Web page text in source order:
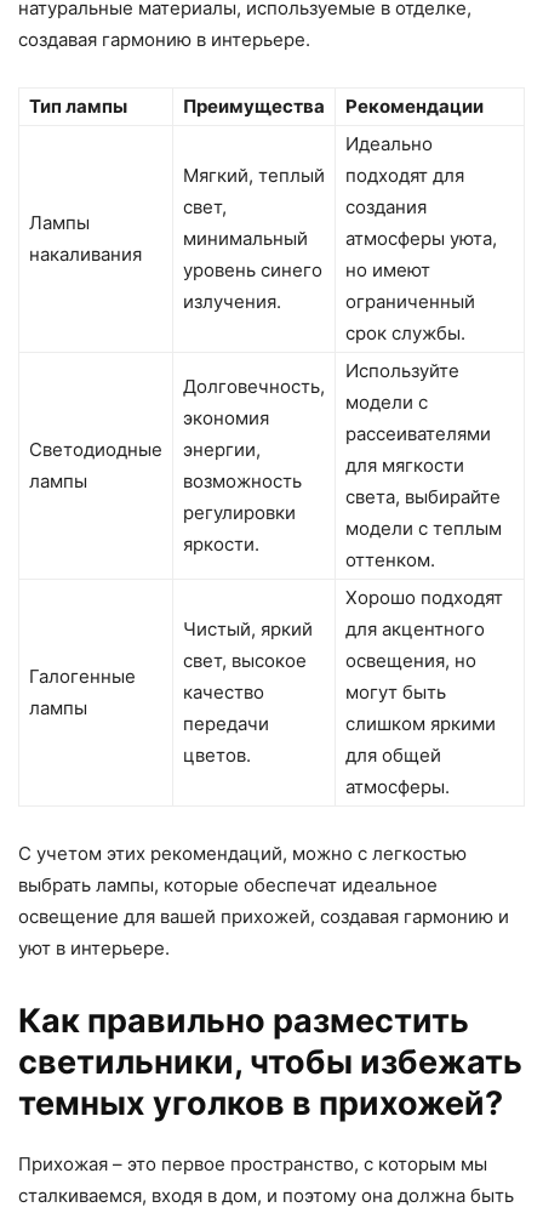
натуральные материалы, используемые в отделке,
создавая гармонию в интерьере.
Тип лампы Преимущества Рекомендации
Лампы
накаливания
Мягкий, теплый
свет,
минимальный
уровень синего
излучения.
Идеально
подходят для
создания
атмосферы уюта,
но имеют
ограниченный
срок службы.
Светодиодные
лампы
Долговечность,
экономия
энергии,
возможность
регулировки
яркости.
Используйте
модели с
рассеивателями
для мягкости
света, выбирайте
модели с теплым
оттенком.
Галогенные
лампы
Чистый, яркий
свет, высокое
качество
передачи
цветов.
Хорошо подходят
для акцентного
освещения, но
могут быть
слишком яркими
для общей
атмосферы.
С учетом этих рекомендаций, можно с легкостью
выбрать лампы, которые обеспечат идеальное
освещение для вашей прихожей, создавая гармонию и
уют в интерьере.
Как правильно разместить
светильники, чтобы избежать
темных уголков в прихожей?
Прихожая – это первое пространство, с которым мы
сталкиваемся, входя в дом, и поэтому она должна быть